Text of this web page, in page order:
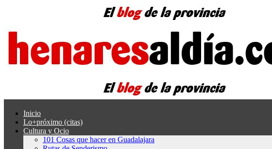
Inicio
Lo+próximo (citas)
Cultura y Ocio
101 Cosas que hacer en Guadalajara